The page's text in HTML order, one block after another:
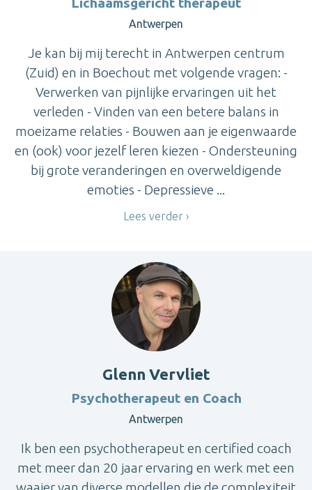
Lichaamsgericht therapeut
Antwerpen
Je kan bij mij terecht in Antwerpen centrum
(Zuid) en in Boechout met volgende vragen: -
Verwerken van pijnlijke ervaringen uit het
verleden - Vinden van een betere balans in
moeizame relaties - Bouwen aan je eigenwaarde
en (ook) voor jezelf leren kiezen - Ondersteuning
bij grote veranderingen en overweldigende
emoties - Depressieve ...
Lees verder
Glenn Vervliet
Psychotherapeut en Coach
Antwerpen
Ik ben een psychotherapeut en certified coach
met meer dan 20 jaar ervaring en werk met een